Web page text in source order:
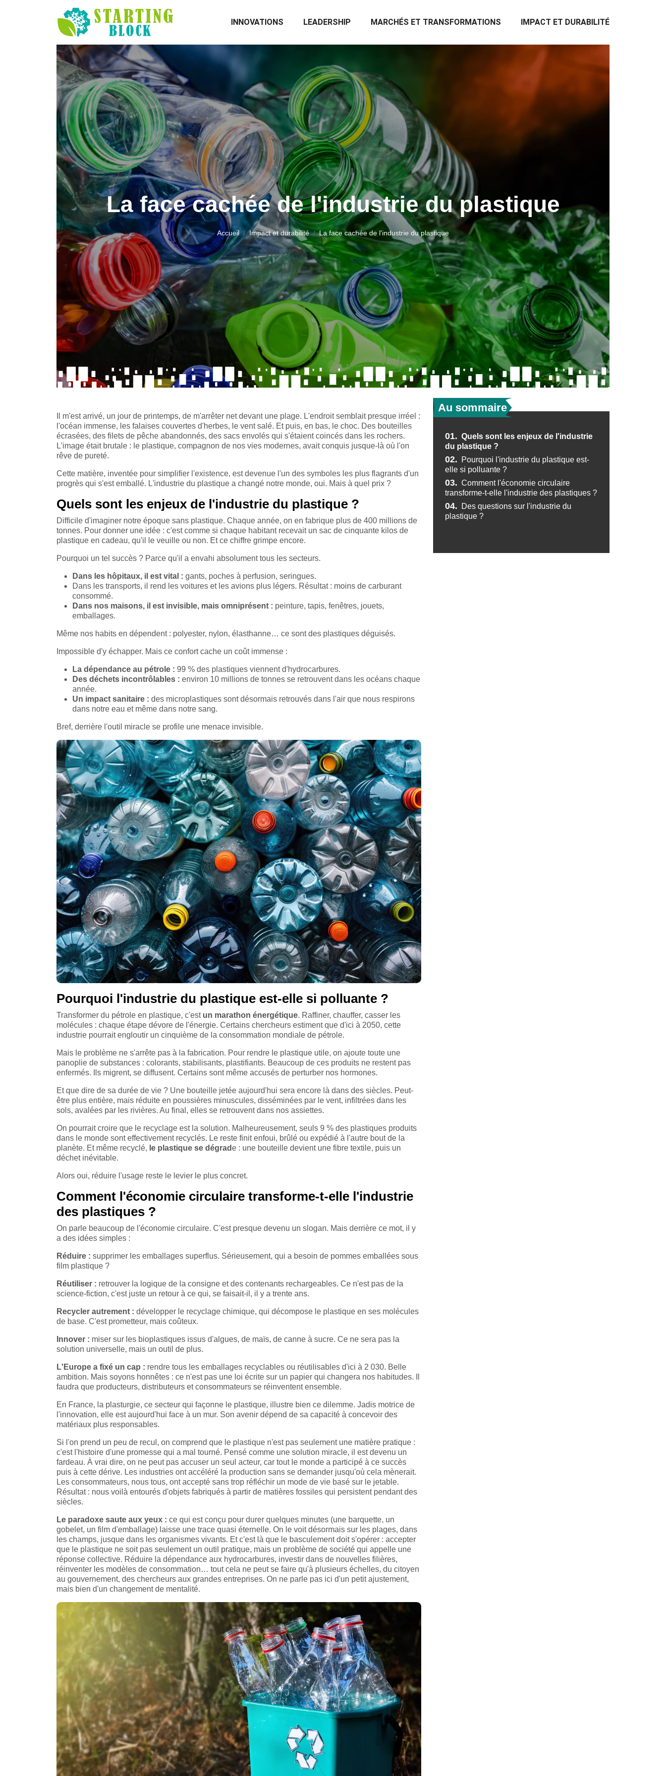
INNOVATIONS LEADERSHIP MARCHÉS ET TRANSFORMATIONS IMPACT ET DURABILITÉ
La face cachée de l'industrie du plastique
Accueil Impact et durabilité La face cachée de l'industrie du plastique
Il m'est arrivé, un jour de printemps, de m'arrêter net devant une plage. L'endroit semblait presque irréel :
l'océan immense, les falaises couvertes d'herbes, le vent salé. Et puis, en bas, le choc. Des bouteilles
écrasées, des filets de pêche abandonnés, des sacs envolés qui s'étaient coincés dans les rochers.
L'image était brutale : le plastique, compagnon de nos vies modernes, avait conquis jusque-là où l'on
rêve de pureté.
Cette matière, inventée pour simplifier l'existence, est devenue l'un des symboles les plus flagrants d'un
progrès qui s'est emballé. L'industrie du plastique a changé notre monde, oui. Mais à quel prix ?
Quels sont les enjeux de l'industrie du plastique ?
Difficile d'imaginer notre époque sans plastique. Chaque année, on en fabrique plus de 400 millions de
tonnes. Pour donner une idée : c'est comme si chaque habitant recevait un sac de cinquante kilos de
plastique en cadeau, qu'il le veuille ou non. Et ce chiffre grimpe encore.
Pourquoi un tel succès ? Parce qu'il a envahi absolument tous les secteurs.
Dans les hôpitaux, il est vital : gants, poches à perfusion, seringues.
Dans les transports, il rend les voitures et les avions plus légers. Résultat : moins de carburant
consommé.
Dans nos maisons, il est invisible, mais omniprésent : peinture, tapis, fenêtres, jouets,
emballages.
Même nos habits en dépendent : polyester, nylon, élasthanne… ce sont des plastiques déguisés.
Impossible d'y échapper. Mais ce confort cache un coût immense :
La dépendance au pétrole : 99 % des plastiques viennent d'hydrocarbures.
Des déchets incontrôlables : environ 10 millions de tonnes se retrouvent dans les océans chaque
année.
Un impact sanitaire : des microplastiques sont désormais retrouvés dans l'air que nous respirons
dans notre eau et même dans notre sang.
Bref, derrière l'outil miracle se profile une menace invisible.
Pourquoi l'industrie du plastique est-elle si polluante ?
Transformer du pétrole en plastique, c'est un marathon énergétique. Raffiner, chauffer, casser les
molécules : chaque étape dévore de l'énergie. Certains chercheurs estiment que d'ici à 2050, cette
industrie pourrait engloutir un cinquième de la consommation mondiale de pétrole.
Mais le problème ne s'arrête pas à la fabrication. Pour rendre le plastique utile, on ajoute toute une
panoplie de substances : colorants, stabilisants, plastifiants. Beaucoup de ces produits ne restent pas
enfermés. Ils migrent, se diffusent. Certains sont même accusés de perturber nos hormones.
Et que dire de sa durée de vie ? Une bouteille jetée aujourd'hui sera encore là dans des siècles. Peut-
être plus entière, mais réduite en poussières minuscules, disséminées par le vent, infiltrées dans les
sols, avalées par les rivières. Au final, elles se retrouvent dans nos assiettes.
On pourrait croire que le recyclage est la solution. Malheureusement, seuls 9 % des plastiques produits
dans le monde sont effectivement recyclés. Le reste finit enfoui, brûlé ou expédié à l'autre bout de la
planète. Et même recyclé, le plastique se dégrade : une bouteille devient une fibre textile, puis un
déchet inévitable.
Alors oui, réduire l'usage reste le levier le plus concret.
Comment l'économie circulaire transforme-t-elle l'industrie
des plastiques ?
On parle beaucoup de l'économie circulaire. C'est presque devenu un slogan. Mais derrière ce mot, il y
a des idées simples :
Réduire : supprimer les emballages superflus. Sérieusement, qui a besoin de pommes emballées sous
film plastique ?
Réutiliser : retrouver la logique de la consigne et des contenants rechargeables. Ce n'est pas de la
science-fiction, c'est juste un retour à ce qui, se faisait-il, il y a trente ans.
Recycler autrement : développer le recyclage chimique, qui décompose le plastique en ses molécules
de base. C'est prometteur, mais coûteux.
Innover : miser sur les bioplastiques issus d'algues, de maïs, de canne à sucre. Ce ne sera pas la
solution universelle, mais un outil de plus.
L'Europe a fixé un cap : rendre tous les emballages recyclables ou réutilisables d'ici à 2 030. Belle
ambition. Mais soyons honnêtes : ce n'est pas une loi écrite sur un papier qui changera nos habitudes. Il
faudra que producteurs, distributeurs et consommateurs se réinventent ensemble.
En France, la plasturgie, ce secteur qui façonne le plastique, illustre bien ce dilemme. Jadis motrice de
l'innovation, elle est aujourd'hui face à un mur. Son avenir dépend de sa capacité à concevoir des
matériaux plus responsables.
Si l'on prend un peu de recul, on comprend que le plastique n'est pas seulement une matière pratique :
c'est l'histoire d'une promesse qui a mal tourné. Pensé comme une solution miracle, il est devenu un
fardeau. À vrai dire, on ne peut pas accuser un seul acteur, car tout le monde a participé à ce succès
puis à cette dérive. Les industries ont accéléré la production sans se demander jusqu'où cela mènerait.
Les consommateurs, nous tous, ont accepté sans trop réfléchir un mode de vie basé sur le jetable.
Résultat : nous voilà entourés d'objets fabriqués à partir de matières fossiles qui persistent pendant des
siècles.
Le paradoxe saute aux yeux : ce qui est conçu pour durer quelques minutes (une barquette, un
gobelet, un film d'emballage) laisse une trace quasi éternelle. On le voit désormais sur les plages, dans
les champs, jusque dans les organismes vivants. Et c'est là que le basculement doit s'opérer : accepter
que le plastique ne soit pas seulement un outil pratique, mais un problème de société qui appelle une
réponse collective. Réduire la dépendance aux hydrocarbures, investir dans de nouvelles filières,
réinventer les modèles de consommation… tout cela ne peut se faire qu'à plusieurs échelles, du citoyen
au gouvernement, des chercheurs aux grandes entreprises. On ne parle pas ici d'un petit ajustement,
mais bien d'un changement de mentalité.
Au sommaire
01. Quels sont les enjeux de l'industrie
du plastique ?
02.
Pourquoi l'industrie du plastique est-
elle si polluante ?
03. Comment l'économie circulaire
transforme-t-elle l'industrie des plastiques ?
04.
Des questions sur l'industrie du
plastique ?